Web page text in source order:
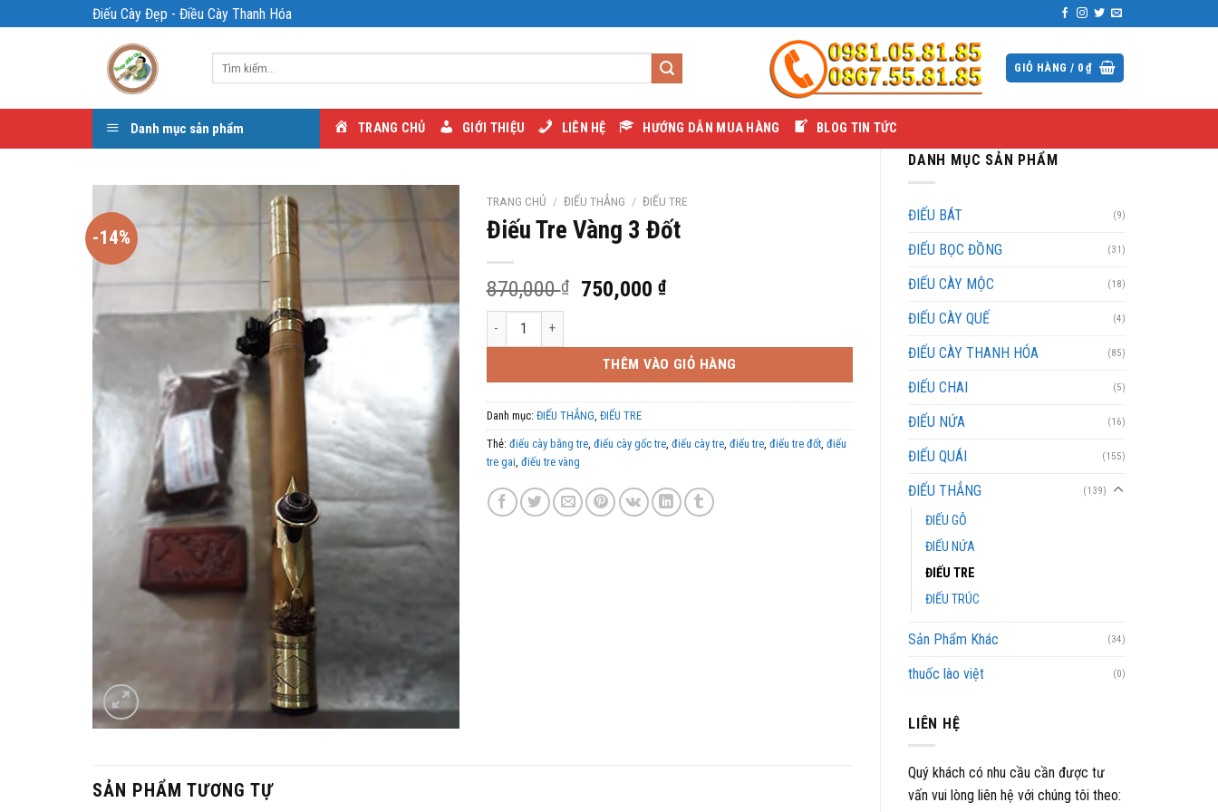
qua
Điếu Cày Đẹp - Điều Cày Thanh Hóa
GIỎ HÀNG / 0₫
Danh mục sản phẩm TRANG CHỦ GIỚI THIỆU LIÊN HỆ HƯỚNG DẪN MUA HÀNG BLOG TIN TỨC
DANH MỤC SẢN PHẨM
ĐIẾU BÁT (9)
ĐIẾU BỌC ĐỒNG (31)
ĐIẾU CÀY MỘC (18)
ĐIẾU CÀY QUẾ (4)
ĐIẾU CÀY THANH HÓA (85)
ĐIẾU CHAI (5)
ĐIẾU NỨA (16)
ĐIẾU QUÁI (155)
ĐIẾU THẲNG (139)
ĐIẾU GỖ
ĐIẾU NỨA
ĐIẾU TRE
ĐIẾU TRÚC
Sản Phẩm Khác (34)
thuốc lào việt (0)
LIÊN HỆ
Quý khách có nhu cầu cần được tư
vấn vui lòng liên hệ với chúng tôi theo:
-14%
TRANG CHỦ / ĐIẾU THẲNG / ĐIẾU TRE
Điếu Tre Vàng 3 Đốt
870,000₫
Giá
870,000 ₫.
750,000 ₫Giá
là:
750,000 ₫.
Điếu Tre Vàng 3 Đốt số lượng
THÊM VÀO GIỎ HÀNG
Danh mục: ĐIẾU THẲNG ĐIẾU TRE
Thẻ: điếu cày bằng tre, điếu cày gốc tre, điếu cày tre, điếu tre, điếu tre đốt, điếu
tre gai điếu tre vàng
SẢN PHẨM TƯƠNG TỰ